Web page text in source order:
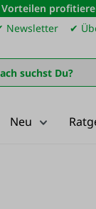
Vorteilen
Newsletter ✔
Neu